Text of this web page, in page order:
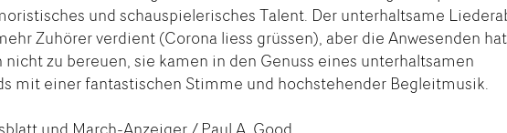
und schauspielerisches Talent. Der unterhaltsame
Zuhörer verdient (Corona liess grüssen), aber die Anwesenden
zu bereuen, sie kamen in den Genuss eines unterhaltsamen
mit einer fantastischen Stimme und hochstehender Begleitmusik.
und March-Anzeiger / Paul A. Good